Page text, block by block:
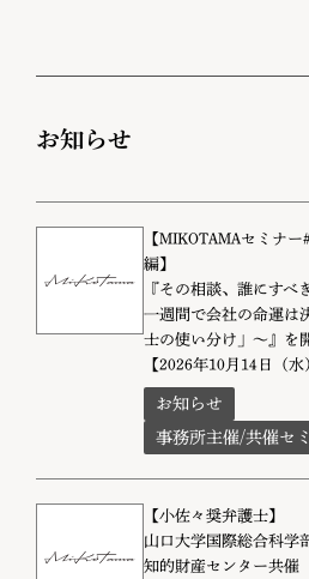
お知らせ
【MIKOTAMAセミナ
編】
『その相談、誰にす
一週間で会社の命運は
士の使い分け」〜』を
【2026年10月14日（水
お知らせ
事務所主催/共催セ
【小佐々奨弁護士】
山口大学国際総合科学
知的財産センター共催